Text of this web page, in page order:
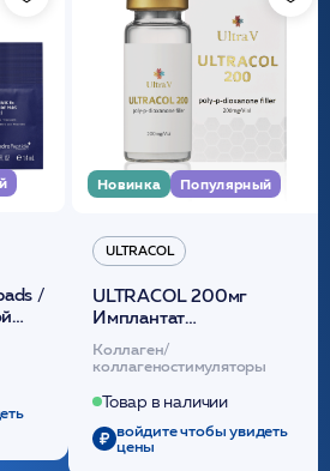
/
Новинка Популярный
ULTRACOL
ULTRACOL 200мг
Имплантат
внутридермальный,
стерильный на основе
полидиоксанона
/ULTRACOL
Коллаген/
коллагеностимуляторы
Товар в наличии
войдите чтобы увидеть
цены